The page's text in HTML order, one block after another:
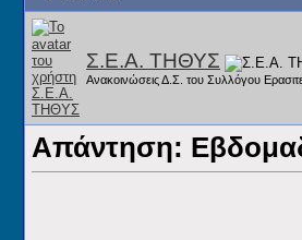
Σ.Ε.Α. ΤΗΘΥΣ
Ανακοινώσεις Δ.Σ. του Συλλόγου
Απάντηση: